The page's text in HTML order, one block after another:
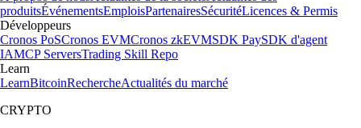
produitsÉvénementsEmploisPartenairesSécuritéLicences & Permis
Développeurs
Cronos PoSCronos EVMCronos zkEVMSDK PaySDK d'agent
IAMCP ServersTrading Skill Repo
Learn
LearnBitcoinRechercheActualités du marché
CRYPTO